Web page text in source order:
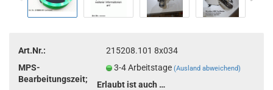
Art.Nr.:
215208.101 8x034
MPS-
Bearbeitungszeit;
3-4 Arbeitstage(Ausland abweichend)
Erlaubt ist auch eine Bestellmenge in